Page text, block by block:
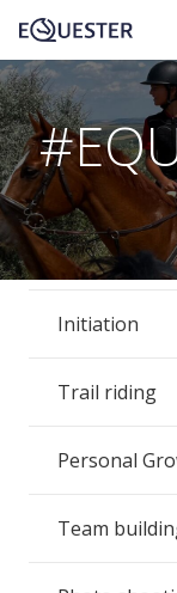
Initiation
Trail riding
Personal
Team